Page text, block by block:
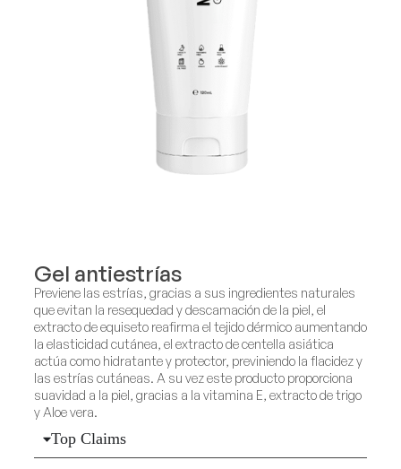
Gel antiestrías
Previene las estrías, gracias a sus ingredientes naturales
que evitan la resequedad y descamación de la piel, el
extracto de equiseto reafirma el tejido dérmico aumentando
la elasticidad cutánea, el extracto de centella asiática
actúa como hidratante y protector, previniendo la flacidez y
las estrías cutáneas. A su vez este producto proporciona
suavidad a la piel, gracias a la vitamina E, extracto de trigo
y Aloe vera.
Top Claims